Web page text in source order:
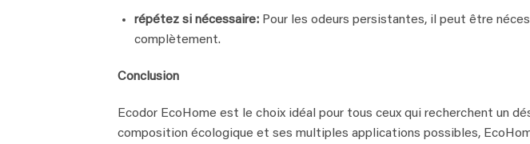
répétez si nécessaire:Pour les odeurs persistantes, il peut être
complètement.
Conclusion
Ecodor EcoHome est le choix idéal pour tous ceux qui recherchent un
composition écologique et ses multiples applications possibles,